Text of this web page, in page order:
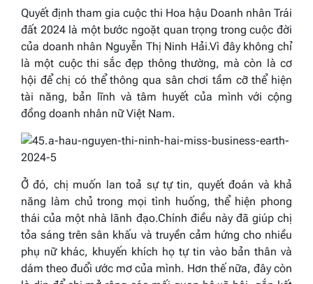
Quyết định tham gia cuộc thi Hoa hậu Doanh nhân Trái
đất 2024 là một bước ngoặt quan trọng trong cuộc đời
của doanh nhân Nguyễn Thị Ninh Hải.Vì đây không chỉ
là một cuộc thi sắc đẹp thông thường, mà còn là cơ
hội để chị có thể thông qua sân chơi tầm cỡ thể hiện
tài năng, bản lĩnh và tâm huyết của mình với cộng
đồng doanh nhân nữ Việt Nam.
Ở đó, chị muốn lan toả sự tự tin, quyết đoán và khả
năng làm chủ trong mọi tình huống, thể hiện phong
thái của một nhà lãnh đạo.Chính điều này đã giúp chị
tỏa sáng trên sân khấu và truyền cảm hứng cho nhiều
phụ nữ khác, khuyến khích họ tự tin vào bản thân và
dám theo đuổi ước mơ của mình. Hơn thế nữa, đây còn